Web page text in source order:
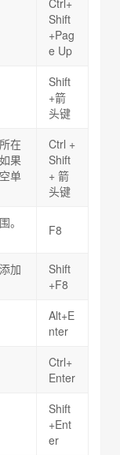
Ctrl+
Shift
+Pag
e Up
Shift
+箭
头键
在
果
单
Ctrl +
Shift
+ 箭
头键
。
F8
加
Shift
+F8
Alt+E
nter
Ctrl+
Enter
Shift
+Ent
er